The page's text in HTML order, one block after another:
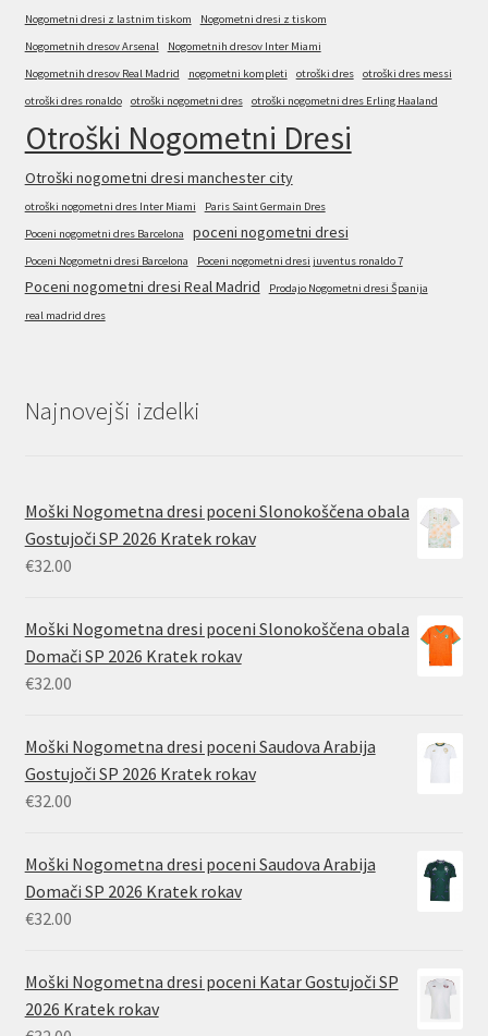
Nogometni dresi z lastnim tiskom
Nogometni dresi z tiskom
Nogometnih dresov Arsenal
Nogometnih dresov Inter Miami
Nogometnih dresov Real Madrid
nogometni kompleti otroški dres
otroški dres messi
otroški dres ronaldo
otroški nogometni dres otroški nogometni dres Erling Haaland
Otroški Nogometni Dresi
Otroški nogometni dresi manchester city
otroški nogometni dres Inter Miami
Paris Saint Germain Dres
Poceni nogometni dres Barcelona
poceni nogometni dresi
Poceni Nogometni dresi Barcelona Poceni nogometni dresi juventus ronaldo 7
Poceni nogometni dresi Real Madrid
Prodajo Nogometni dresi Španija
real madrid dres
Najnovejši izdelki
Moški Nogometna dresi poceni Slonokoščena obala
Gostujoči SP 2026 Kratek rokav
€32.00
Moški Nogometna dresi poceni Slonokoščena obala
Domači SP 2026 Kratek rokav
€32.00
Moški Nogometna dresi poceni Saudova Arabija
Gostujoči SP 2026 Kratek rokav
€32.00
Moški Nogometna dresi poceni Saudova Arabija
Domači SP 2026 Kratek rokav
€32.00
Moški Nogometna dresi poceni Katar Gostujoči SP
2026 Kratek rokav